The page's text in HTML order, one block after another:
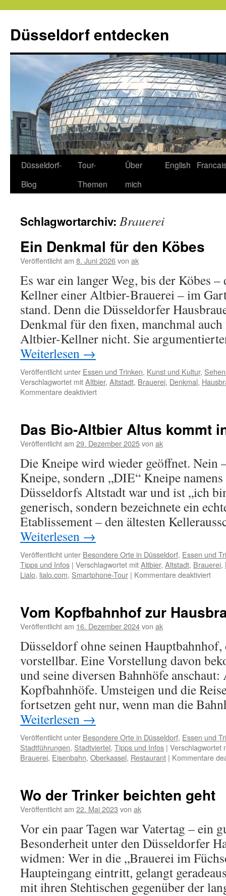
springen
Düsseldorf entdecken
Düsseldorf-
Blog
Tour-
Themen
Über
mich
English
Schlagwortarchiv: Brauerei
Ein Denkmal für den Köbes
Veröffentlicht am 8. Juni 2026von ak
Es war ein langer Weg, bis der Köbes
Kellner einer Altbier-Brauerei – im
stand. Denn die Düsseldorfer
Denkmal für den fixen, manchmal
Altbier-Kellner nicht. Sie
Weiterlesen →
Veröffentlicht unter Essen und Trinken, Kunst und Kultur,
Verschlagwortet mitAltbier, Altstadt, Brauerei, Denkmal,
Kommentare deaktiviertfür
den
Köbes
Das Bio-Altbier Altus kommt
Veröffentlicht am 29. Dezember 2025von ak
Die Kneipe wird wieder geöffnet. Nein
Kneipe, sondern „DIE“ Kneipe
Düsseldorfs Altstadt war und ist „ich
generisch, sondern bezeichnete ein
Etablissement – den ältesten
Weiterlesen →
Veröffentlicht unter Besondere Orte in Düsseldorf, Essen und
Tipps und Infos | Verschlagwortet mitAltbier, Altstadt, Brauerei,
Lialo, lialo.com, Smartphone-Tour | Kommentare deaktiviertfür
Altus
die
Vom Kopfbahnhof zur
Veröffentlicht am 16. Dezember 2024von ak
Düsseldorf ohne seinen Hauptbahnhof,
vorstellbar. Eine Vorstellung davon
und seine diversen Bahnhöfe
Kopfbahnhöfe. Umsteigen und die
fortsetzen geht nur, wenn man die
Weiterlesen →
Veröffentlicht unter Besondere Orte in Düsseldorf, Essen und
Stadtführungen, Stadtviertel, Tipps und Infos | Verschlagwortet
Brauerei, Eisenbahn, Oberkassel, Restaurant | Kommentare
Wo der Trinker beichten geht
Veröffentlicht am 22. Mai 2023 von ak
Vor ein paar Tagen war Vatertag – ein
Besonderheit unter den Düsseldorfer
widmen: Wer in die „Brauerei im
Haupteingang eintritt, gelangt
mit ihren Stehtischen gegenüber der